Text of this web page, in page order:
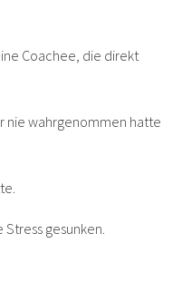
Coachee, die direkt
nie wahrgenommen hatte
gesunken.